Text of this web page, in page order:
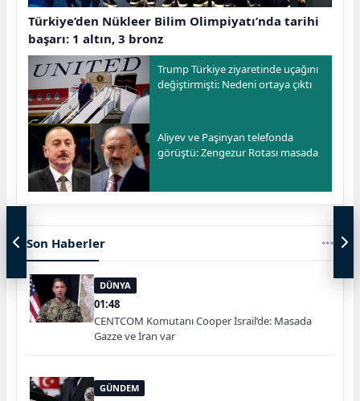
Türkiye’den Nükleer Bilim Olimpiyatı’nda tarihi
başarı: 1 altın, 3 bronz
Trump Türkiye ziyaretinde uçağını
değiştirmişti: Nedeni ortaya çıktı
Aliyev ve Paşinyan telefonda
görüştü: Zengezur Rotası masada
Son Haberler
DÜNYA
01:48
CENTCOM Komutanı Cooper İsrail’de: Masada
Gazze ve İran var
GÜNDEM